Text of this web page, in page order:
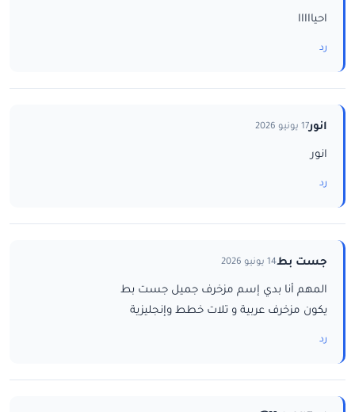
احيااااا
رد
انور17 يونيو 2026
انور
رد
جست بط14 يونيو 2026
المهم أنا بدي إسم مزخرف جميل جست بط
يكون مزخرف عربية و تلات خطط وإنجليزية
رد